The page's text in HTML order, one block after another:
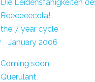
Die Leidensfähigkeiten
Reeeeeecola!
the 7 year cycle
January 2006
Coming soon
Querulant